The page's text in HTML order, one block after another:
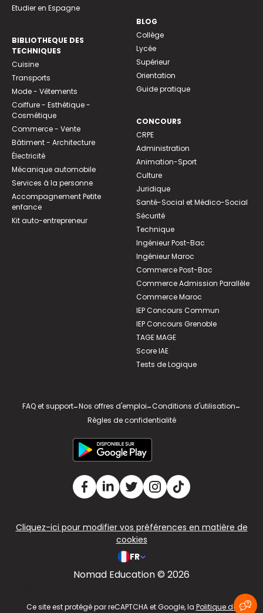
Etudier en Espagne
BIBLIOTHEQUE DES
TECHNIQUES
Cuisine
Transports
Mode - Vêtements
Coiffure - Esthétique -
Cosmétique
Commerce - Vente
Bâtiment - Architecture
Électricité
Mécanique automobile
Services à la personne
Accompagnement Petite
enfance
Kit auto-entrepreneur
BLOG
Collège
Lycée
Supérieur
Orientation
Guide pratique
CONCOURS
CRPE
Administration
Animation-Sport
Culture
Juridique
Santé-Social et Médico-Social
Sécurité
Technique
Ingénieur Post-Bac
Ingénieur Maroc
Commerce Post-Bac
Commerce Admission Parallèle
Commerce Maroc
IEP Concours Commun
IEP Concours Grenoble
TAGE MAGE
Score IAE
Tests de Logique
FAQ et support-Nos offres d'emploi-Conditions d'utilisation-
Règles de confidentialité
Cliquez-ici pour modifier vos préférences en matière de
cookies
FR
Nomad Education © 2026
Ce site est protégé par reCAPTCHA et Google, la Politique de